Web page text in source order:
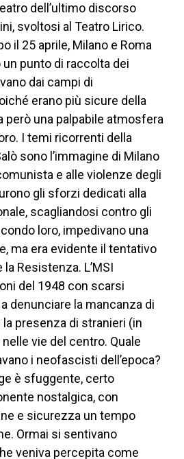
dell’ultimo discorso
svoltosi al Teatro Lirico.
il 25 aprile, Milano e Roma
punto di raccolta dei
dai campi di
erano più sicure della
però una palpabile atmosfera
I temi ricorrenti della
sono l’immagine di Milano
e alle violenze degli
gli sforzi dedicati alla
scagliandosi contro gli
loro, impedivano una
ma era evidente il tentativo
Resistenza. L’MSI
del 1948 con scarsi
denunciare la mancanza di
presenza di stranieri (in
vie del centro. Quale
i neofascisti dell’epoca?
è sfuggente, certo
nostalgica, con
e sicurezza un tempo
Ormai si sentivano
veniva percepita come